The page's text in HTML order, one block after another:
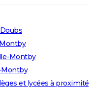
Montby
Montby
et lycées à proximité